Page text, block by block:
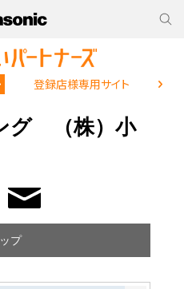
登録店様専用サイト
グ （株）小
プ